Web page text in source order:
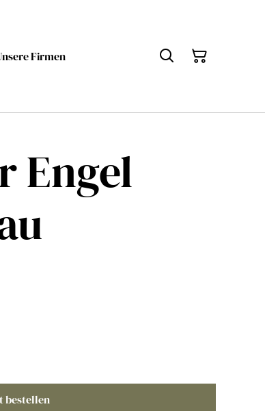
Firmen
Engel
bestellen